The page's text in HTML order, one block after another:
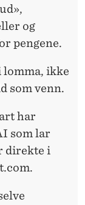
og
pengene.
lomma, ikke
som venn.
har
som lar
direkte i